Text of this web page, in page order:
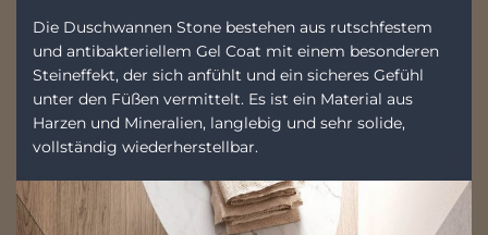
Die Duschwannen Stone bestehen aus rutschfestem
und antibakteriellem Gel Coat mit einem besonderen
Steineffekt, der sich anfühlt und ein sicheres Gefühl
unter den Füßen vermittelt. Es ist ein Material aus
Harzen und Mineralien, langlebig und sehr solide,
vollständig wiederherstellbar.